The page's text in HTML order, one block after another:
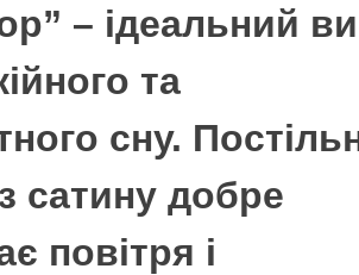
– ідеальний
та
сну.
сатину добре
повітря і